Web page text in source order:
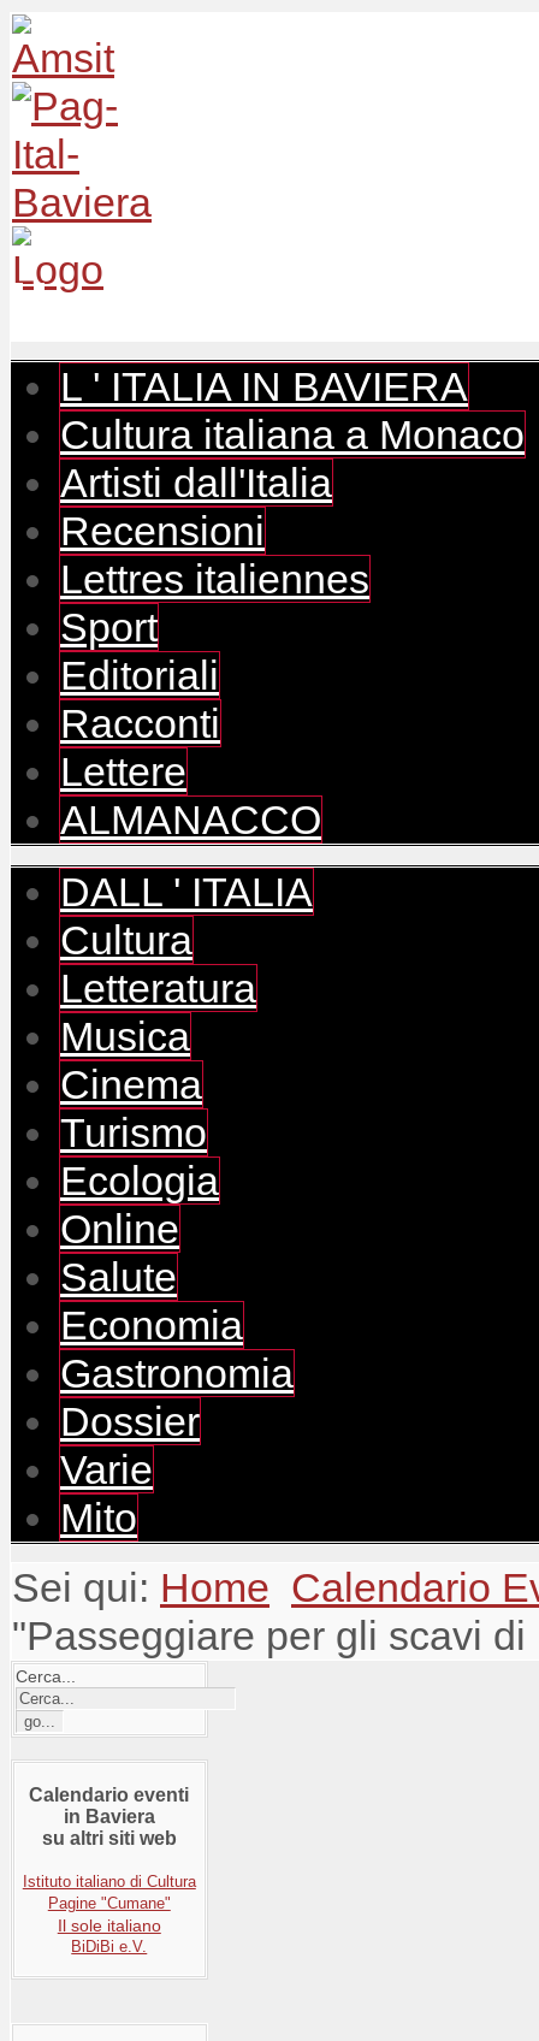
L ' ITALIA IN BAVIERA
Cultura italiana a Monaco
Artisti dall'Italia
Recensioni
Lettres italiennes
Sport
Editoriali
Racconti
Lettere
ALMANACCO
DALL ' ITALIA
Cultura
Letteratura
Musica
Cinema
Turismo
Ecologia
Online
Salute
Economia
Gastronomia
Dossier
Varie
Mito
Sei qui: Home Calendario
"Passeggiare per gli scavi di
Cerca...
Calendario eventi
in Baviera
su altri siti web
Istituto italiano di Cultura
Pagine "Cumane"
Il sole italiano
BiDiBi e.V.